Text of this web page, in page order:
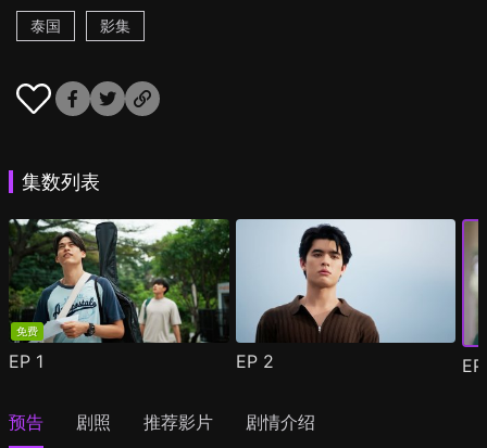
泰国 影集
集数列表
免费
EP 1 EP 2
预告 剧照 推荐影片 剧情介绍